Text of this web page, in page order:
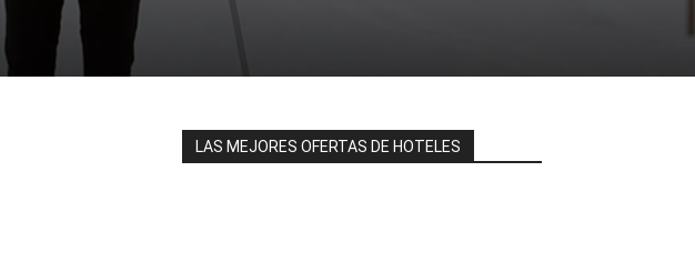
LAS MEJORES OFERTAS DE HOTELES